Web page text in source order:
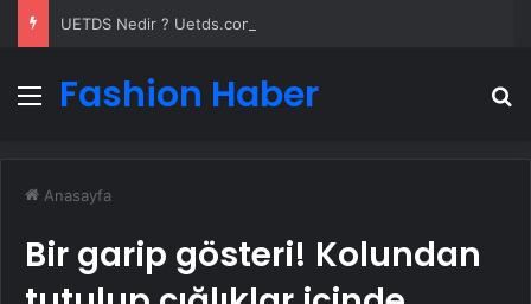
Menü
Fashion Haber
Anasayfa
Bir garip gösteri! Kolundan